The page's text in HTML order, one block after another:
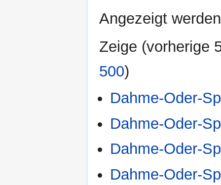
Angezeigt
Zeige (vorherige
500)
Dahme-Oder-
Dahme-Oder-
Dahme-Oder-
Dahme-Oder-